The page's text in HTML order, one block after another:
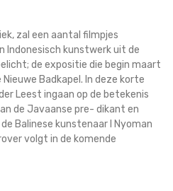
zal een aantal filmpjes
Indonesisch kunstwerk uit de
de expositie die begin maart
Badkapel. In deze korte
Leest ingaan op de betekenis
de Javaanse pre- dikant en
Balinese kunstenaar I Nyoman
volgt in de komende